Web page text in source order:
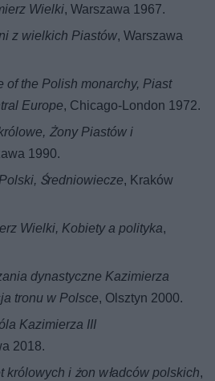
Wielki, Warszawa 1967.
z wielkich Piastów, Warszawa
of the Polish monarchy, Piast
Europe, Chicago-London 1972.
Żony Piastów i
1990.
Średniowiecze, Kraków
Wielki, Kobiety a polityka,
dynastyczne Kazimierza
tronu w Polsce, Olsztyn 2000.
Kazimierza III
2018.
królowych i żon władców polskich,